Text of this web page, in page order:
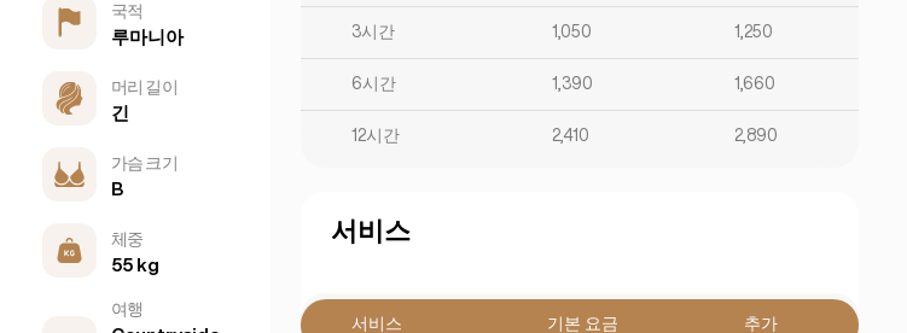
국적
루마니아
머리 길이
긴
가슴 크기
B
체중
55 kg
여행
3시간 1,050 1,250
6시간 1,390 1,660
12시간 2,410 2,890
서비스
서비스 기본 요금 추가